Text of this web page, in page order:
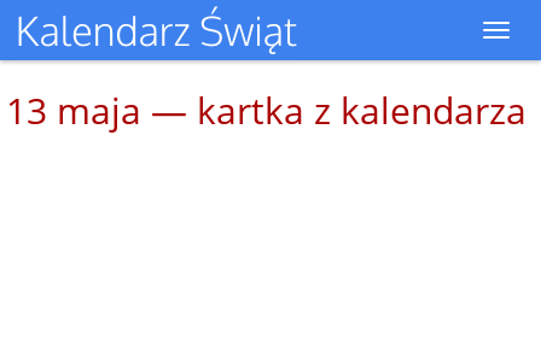
13 maja — kartka z kalendarza